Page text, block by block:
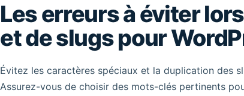
Les erreurs à éviter
et de slugs pour
Évitez les caractères spéciaux et la duplication des
Assurez-vous de choisir des mots-clés pertinents